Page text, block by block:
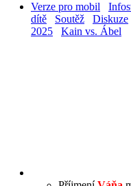
Verze pro mobil
dítě
Soutěž Diskuze
2025
Kain vs. Ábel